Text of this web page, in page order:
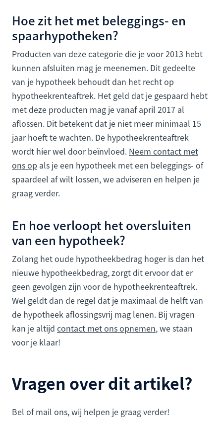
Hoe zit het met beleggings- en
spaarhypotheken?
Producten van deze categorie die je voor 2013 hebt
kunnen afsluiten mag je meenemen. Dit gedeelte
van je hypotheek behoudt dan het recht op
hypotheekrenteaftrek. Het geld dat je gespaard hebt
met deze producten mag je vanaf april 2017 al
aflossen. Dit betekent dat je niet meer minimaal 15
jaar hoeft te wachten. De hypotheekrenteaftrek
wordt hier wel door beïnvloed. Neem contact met
ons op als je een hypotheek met een beleggings- of
spaardeel af wilt lossen, we adviseren en helpen je
graag verder.
En hoe verloopt het oversluiten
van een hypotheek?
Zolang het oude hypotheekbedrag hoger is dan het
nieuwe hypotheekbedrag, zorgt dit ervoor dat er
geen gevolgen zijn voor de hypotheekrenteaftrek.
Wel geldt dan de regel dat je maximaal de helft van
de hypotheek aflossingsvrij mag lenen. Bij vragen
kan je altijd contact met ons opnemen, we staan
voor je klaar!
Vragen over dit artikel?
Bel of mail ons, wij helpen je graag verder!